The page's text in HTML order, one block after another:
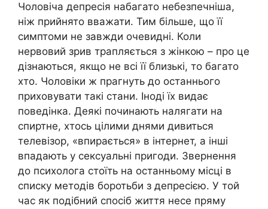
Чоловіча депресія набагато небезпечніша,
ніж прийнято вважати. Тим більше, що її
симптоми не завжди очевидні. Коли
нервовий зрив трапляється з жінкою – про це
дізнаються, якщо не всі її близькі, то багато
хто. Чоловіки ж прагнуть до останнього
приховувати такі стани. Іноді їх видає
поведінка. Деякі починають налягати на
спиртне, хтось цілими днями дивиться
телевізор, «впирається» в інтернет, а інші
впадають у сексуальні пригоди. Звернення
до психолога стоїть на останньому місці в
списку методів боротьби з депресією. У той
час як подібний спосіб життя несе пряму